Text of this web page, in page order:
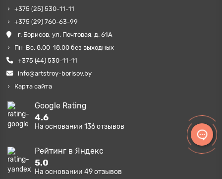
+375 (25) 530-11-11
+375 (29) 760-63-99
г. Борисов, ул. Почтовая, д. 61А
Пн-Вс: 8:00-18:00 без выходных
+375 (44) 530-11-11
info@artstroy-borisov.by
Карта сайта
Google Rating
4.6
На основании 136отзывов
Рейтинг в Яндекс
5.0
На основании 49отзывов